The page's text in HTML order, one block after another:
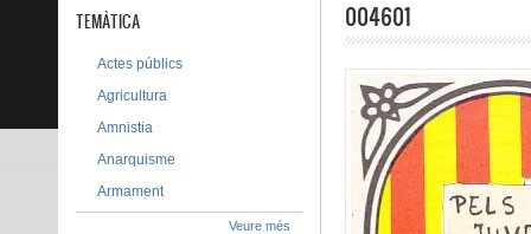
004601
TEMÀTICA
Actes públics
Agricultura
Amnistia
Anarquisme
Armament
Veure més